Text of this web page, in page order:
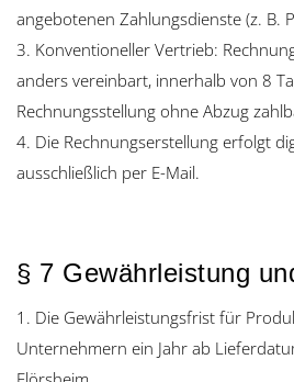
angebotenen Zahlungsdienste (z. B.
3. Konventioneller Vertrieb:
anders vereinbart, innerhalb von 8
Rechnungsstellung ohne Abzug
4. Die Rechnungserstellung erfolgt
ausschließlich per E-Mail.
§ 7 Gewährleistung
1. Die Gewährleistungsfrist für
Unternehmern ein Jahr ab